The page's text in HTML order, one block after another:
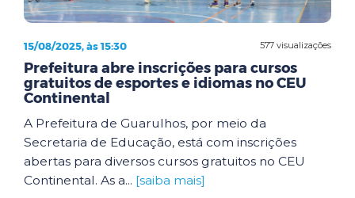
577 visualizações
15/08/2025, às 15:30
Prefeitura abre inscrições para cursos
gratuitos de esportes e idiomas no CEU
Continental
A Prefeitura de Guarulhos, por meio da
Secretaria de Educação, está com inscrições
abertas para diversos cursos gratuitos no CEU
Continental. As a... [saiba mais]